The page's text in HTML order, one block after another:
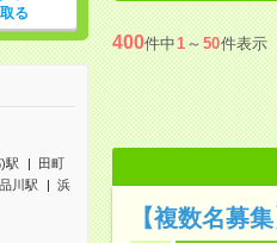
る
駅
田町
品川駅
浜
400件中1～50件表示
【複数名募